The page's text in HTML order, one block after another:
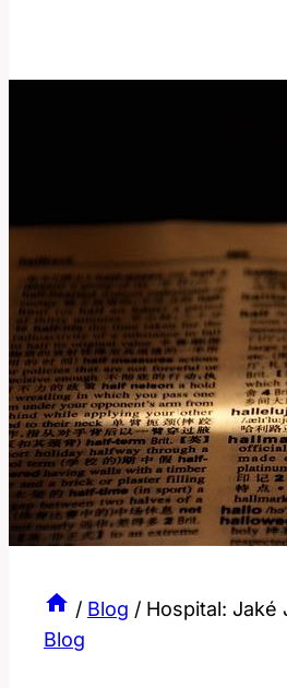
/ Blog / Hospital: Jaké
Blog